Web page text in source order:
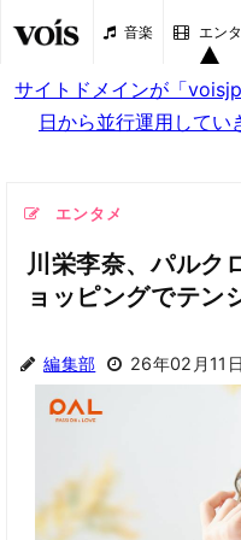
音楽 エン
サイトドメインが「
日から並行運用してい
エンタメ
川栄李奈、パル
ョッピングでテン
編集部 26年02月11